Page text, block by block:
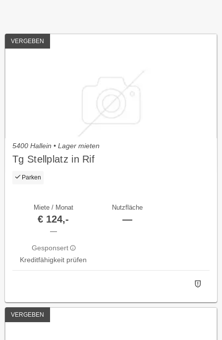
VERGEBEN
5400 Hallein • Lager mieten
Tg Stellplatz in Rif
Parken
Miete / Monat
€ 124,-
—
Gesponsert
Kreditfähigkeit prüfen
Nutzfläche
—
VERGEBEN